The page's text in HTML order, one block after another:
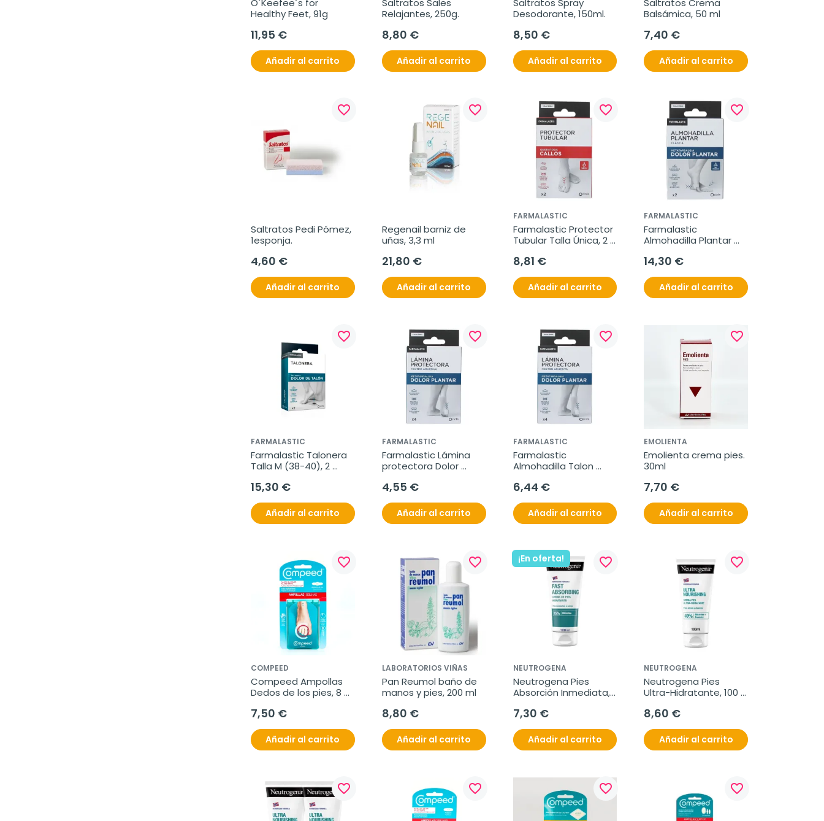
O´Keefee´s for
Healthy Feet, 91g
11,95 €
Añadir al carrito
Saltratos Sales
Relajantes, 250g.
8,80 €
Añadir al carrito
Saltratos Spray
Desodorante, 150ml.
8,50 €
Añadir al carrito
Saltratos Crema
Balsámica, 50 ml
7,40 €
Añadir al carrito
favorite_border
Saltratos Pedi Pómez,
1esponja.
4,60 €
Añadir al carrito
favorite_border
Regenail barniz de
uñas, 3,3 ml
21,80 €
Añadir al carrito
favorite_border
FARMALASTIC
Farmalastic Protector
Tubular Talla Única, 2
8,81 €
Añadir al carrito
favorite_border
FARMALASTIC
Farmalastic
Almohadilla Plantar
41
14,30 €
Añadir al carrito
favorite_border
FARMALASTIC
Farmalastic Talonera
Talla M (38-40), 2
15,30 €
Añadir al carrito
favorite_border
FARMALASTIC
Farmalastic Lámina
protectora Dolor
4,55 €
Añadir al carrito
favorite_border
FARMALASTIC
Farmalastic
Almohadilla Talon
unidades
6,44 €
Añadir al carrito
favorite_border
EMOLIENTA
Emolienta crema pies.
30ml
7,70 €
Añadir al carrito
favorite_border
COMPEED
Compeed Ampollas
Dedos de los pies, 8
7,50 €
Añadir al carrito
favorite_border
LABORATORIOS VIÑAS
Pan Reumol baño de
manos y pies, 200 ml
8,80 €
Añadir al carrito
¡En oferta! favorite_border
NEUTROGENA
Neutrogena Pies
Absorción Inmediata,
7,30 €
Añadir al carrito
favorite_border
NEUTROGENA
Neutrogena Pies
Ultra-Hidratante, 100
8,60 €
Añadir al carrito
favorite_border favorite_border favorite_border favorite_border